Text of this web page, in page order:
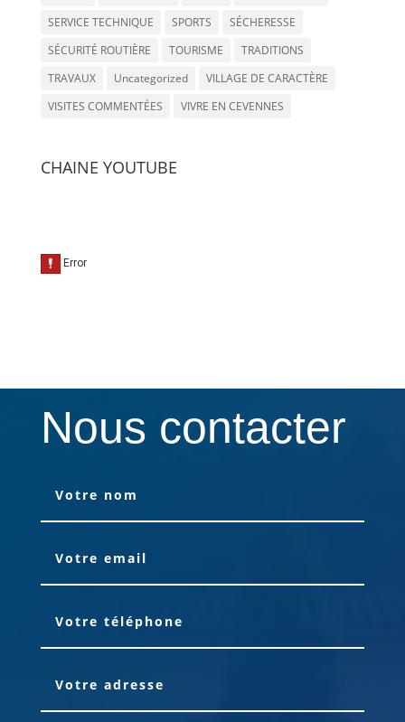
SERVICE TECHNIQUE
SPORTS
SÉCHERESSE
SÉCURITÉ ROUTIÈRE
TOURISME
TRADITIONS
TRAVAUX
Uncategorized
VILLAGE DE CARACTÈRE
VISITES COMMENTÉES
VIVRE EN CEVENNES
CHAINE YOUTUBE
Nous contacter